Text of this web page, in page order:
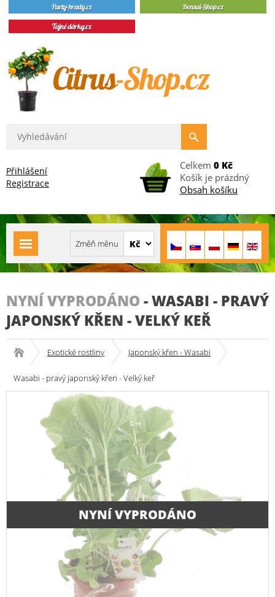
Přihlášení
Registrace
Celkem 0 Kč
Košík je prázdný
Obsah košíku
NYNÍ VYPRODÁNO -WASABI - PRAVÝ
JAPONSKÝ KŘEN - VELKÝ KEŘ
Exotické rostliny Japonský křen - Wasabi
Wasabi - pravý japonský křen - Velký keř
NYNÍ VYPRODÁNO